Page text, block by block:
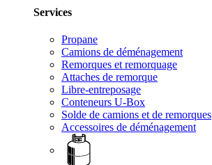
Services
Propane
Camions de déménagement
Remorques et remorquage
Attaches de remorque
Libre-entreposage
Conteneurs U-Box
Solde de camions et de remorques
Accessoires de déménagement